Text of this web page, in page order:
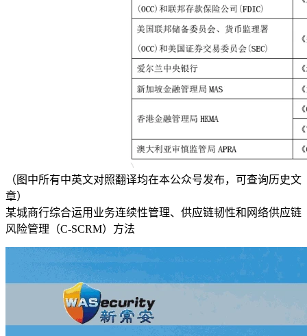
（图中所有中英文对照翻译均在本公众号发布，可查询历史文
章）
某城商行综合运用业务连续性管理、供应链韧性和网络供应链
风险管理（C-SCRM）方法